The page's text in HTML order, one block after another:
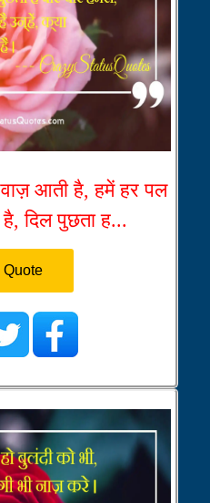
आती है, हमें हर पल
दिल पुछता ह...